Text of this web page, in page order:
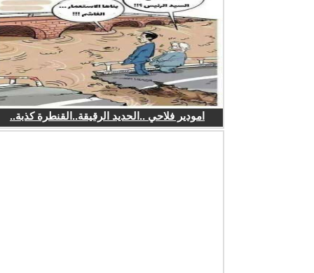
امودير فلاحي ..الحديد الرقيقة..القنطرة كذبة..